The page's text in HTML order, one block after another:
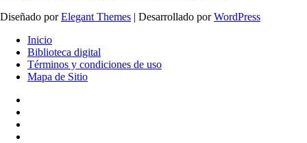
Diseñado porElegant Themes | Desarrollado porWordPress
Inicio
Biblioteca digital
Términos y condiciones de uso
Mapa de Sitio